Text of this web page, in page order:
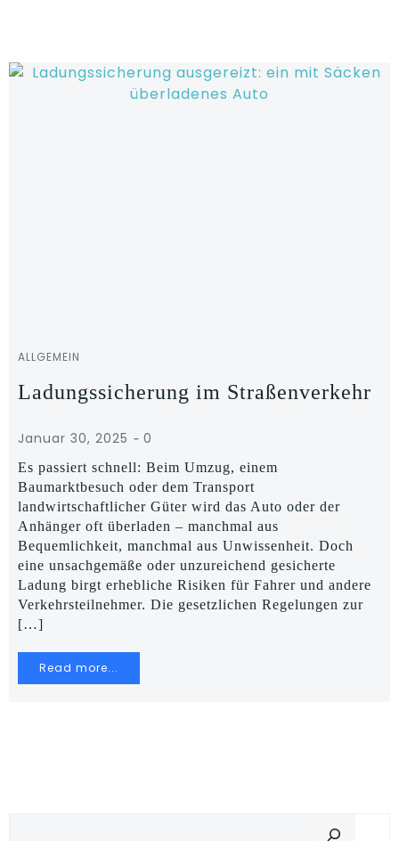
ALLGEMEIN
Ladungssicherung im Straßenverkehr
Januar 30, 2025 - 0
Es passiert schnell: Beim Umzug, einem
Baumarktbesuch oder dem Transport
landwirtschaftlicher Güter wird das Auto oder der
Anhänger oft überladen – manchmal aus
Bequemlichkeit, manchmal aus Unwissenheit. Doch
eine unsachgemäße oder unzureichend gesicherte
Ladung birgt erhebliche Risiken für Fahrer und andere
Verkehrsteilnehmer. Die gesetzlichen Regelungen zur
[…]
Read more...